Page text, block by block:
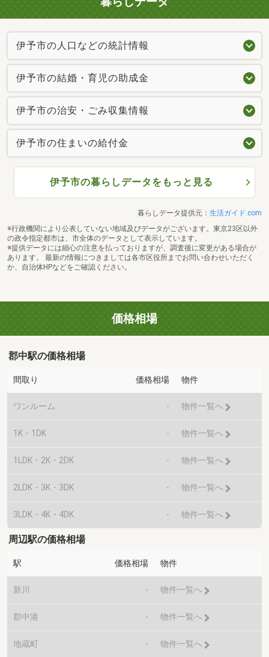
伊予市の人口などの統計情報
伊予市の結婚・育児の助成金
伊予市の治安・ごみ収集情報
伊予市の住まいの給付金
伊予市の暮らしデータをもっと見る
暮らしデータ提供元： 生活ガイド.com
※行政機関により公表していない地域及びデータがございます。東京23区以外
の政令指定都市は、市全体のデータとして表示しています。
※提供データには細心の注意を払っておりますが、調査後に変更がある場合が
あります。 最新の情報につきましては各市区役所までお問い合わせいただく
か、自治体HPなどをご確認ください。
価格相場
郡中駅の価格相場
間取り 価格相場 物件
ワンルーム - 物件一覧へ
1K・1DK - 物件一覧へ
1LDK・2K・2DK - 物件一覧へ
2LDK・3K・3DK - 物件一覧へ
3LDK・4K・4DK - 物件一覧へ
周辺駅の価格相場
駅 価格相場 物件
新川 - 物件一覧へ
郡中港 - 物件一覧へ
地蔵町 - 物件一覧へ